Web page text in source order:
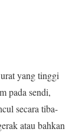
yang tinggi
pada sendi,
secara tiba-
atau bahkan